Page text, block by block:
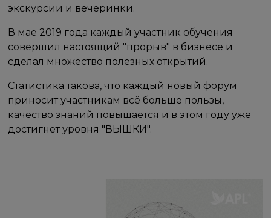
экскурсии и вечеринки.
В мае 2019 года каждый участник обучения
совершил настоящий "прорыв" в бизнесе и
сделал множество полезных открытий.
Статистика такова, что каждый новый форум
приносит участникам всё больше пользы,
качество знаний повышается и в этом году уже
достигнет уровня "ВЫШКИ".